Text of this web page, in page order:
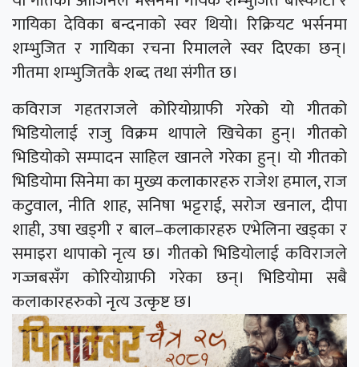
गायिका देविका बन्दनाको स्वर थियो। रिक्रियट भर्सनमा
शम्भुजित र गायिका रचना रिमालले स्वर दिएका छन्।
गीतमा शम्भुजितकै शब्द तथा संगीत छ।
कविराज गहतराजले कोरियोग्राफी गरेको यो गीतको
भिडियोलाई राजु विक्रम थापाले खिचेका हुन्। गीतको
भिडियोको सम्पादन साहिल खानले गरेका हुन्। यो गीतको
भिडियोमा सिनेमा का मुख्य कलाकारहरु राजेश हमाल, राज
कटुवाल, नीति शाह, सनिषा भट्टराई, सरोज खनाल, दीपा
शाही, उषा खड्गी र बाल–कलाकारहरु एभेलिना खड्का र
समाइरा थापाको नृत्य छ। गीतको भिडियोलाई कविराजले
गज्जबसँग कोरियोग्राफी गरेका छन्। भिडियोमा सबै
कलाकारहरुको नृत्य उत्कृष्ट छ।